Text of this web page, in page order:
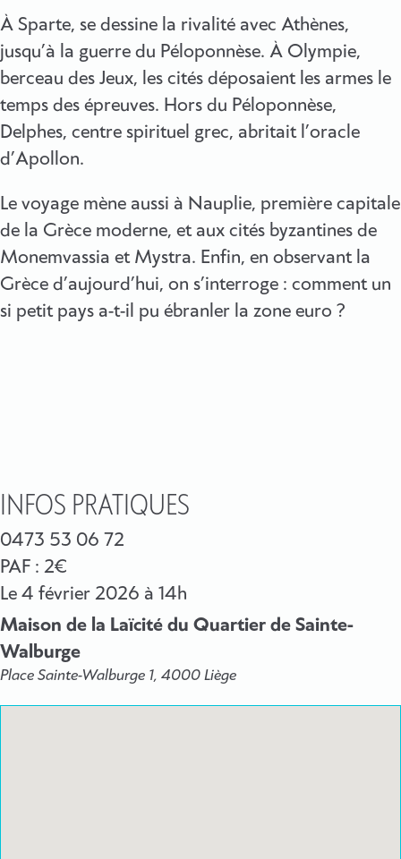
À Sparte, se dessine la rivalité avec Athènes,
jusqu’à la guerre du Péloponnèse. À Olympie,
berceau des Jeux, les cités déposaient les armes le
temps des épreuves. Hors du Péloponnèse,
Delphes, centre spirituel grec, abritait l’oracle
d’Apollon.
Le voyage mène aussi à Nauplie, première capitale
de la Grèce moderne, et aux cités byzantines de
Monemvassia et Mystra. Enfin, en observant la
Grèce d’aujourd’hui, on s’interroge : comment un
si petit pays a-t-il pu ébranler la zone euro ?
INFOS PRATIQUES
0473 53 06 72
PAF : 2€
Le 4 février 2026 à 14h
Maison de la Laïcité du Quartier de Sainte-
Walburge
Place Sainte-Walburge 1, 4000 Liège